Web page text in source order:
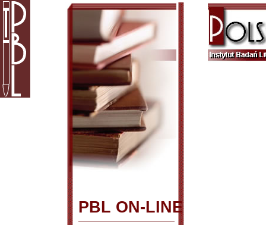
PBL ON-LINE